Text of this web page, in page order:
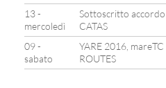
13 -
mercoledì
Sottoscritto
CATAS
09 -
sabato
YARE 2016,
ROUTES